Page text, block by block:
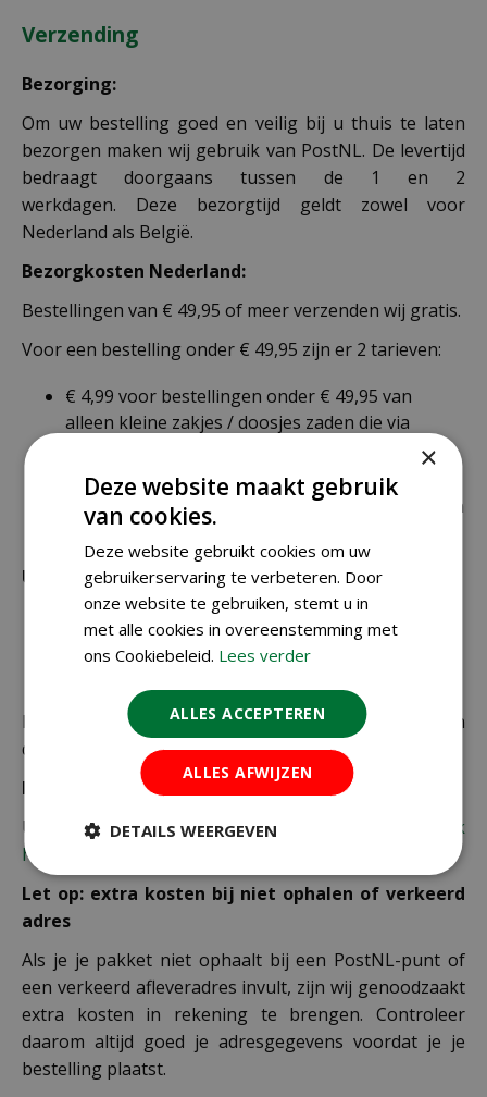
Verzending
Bezorging:
Om uw bestelling goed en veilig bij u thuis te laten
bezorgen maken wij gebruik van PostNL. De levertijd
bedraagt doorgaans tussen de 1 en 2
werkdagen. Deze bezorgtijd geldt zowel voor
Nederland als België.
Bezorgkosten Nederland:
Bestellingen van € 49,95 of meer verzenden wij gratis.
Voor een bestelling onder € 49,95 zijn er 2 tarieven:
€ 4,99 voor bestellingen onder € 49,95 van
alleen kleine zakjes / doosjes zaden die via
€ 6,99 voor bestellingen onder € 49,95 voor de
rest van de producten die via pakketpost worden
verzonden.
Uitzonderlijke verzendkosten
Er word standaard € 4,99 verzendkosten
berekend op planten en producten die buiten de
De juiste verzendkosten worden in de laatste stap van
de winkelwagen berekend.
Bezorgkosten overige landen:
Uiteraard verzenden wij ook buiten Nederland,
bekijk
hier de verzendkosten.
Let op: extra kosten bij niet ophalen of verkeerd
adres
Als je je pakket niet ophaalt bij een PostNL-punt of
een verkeerd afleveradres invult, zijn wij genoodzaakt
extra kosten in rekening te brengen. Controleer
daarom altijd goed je adresgegevens voordat je je
bestelling plaatst.
×
Deze website maakt gebruik
van cookies.
Deze website gebruikt cookies om uw
gebruikerservaring te verbeteren. Door
onze website te gebruiken, stemt u in
met alle cookies in overeenstemming met
ons Cookiebeleid. Lees verder
ALLES ACCEPTEREN
ALLES AFWIJZEN
DETAILS WEERGEVEN